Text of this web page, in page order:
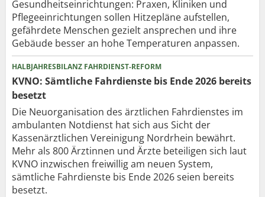
Gesundheitseinrichtungen: Praxen, Kliniken und
Pflegeeinrichtungen sollen Hitzepläne aufstellen,
gefährdete Menschen gezielt ansprechen und ihre
Gebäude besser an hohe Temperaturen anpassen.
HALBJAHRESBILANZ FAHRDIENST-REFORM
KVNO: Sämtliche Fahrdienste bis Ende 2026 bereits
besetzt
Die Neuorganisation des ärztlichen Fahrdienstes im
ambulanten Notdienst hat sich aus Sicht der
Kassenärztlichen Vereinigung Nordrhein bewährt.
Mehr als 800 Ärztinnen und Ärzte beteiligen sich laut
KVNO inzwischen freiwillig am neuen System,
sämtliche Fahrdienste bis Ende 2026 seien bereits
besetzt.